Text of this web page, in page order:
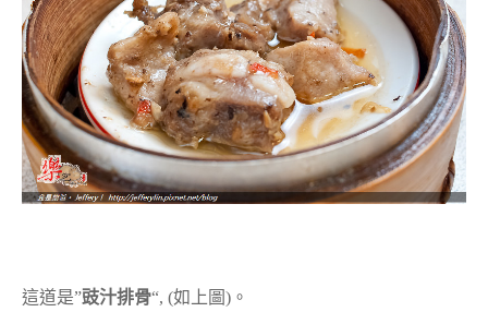
這道是”豉汁排骨“, (如上圖)。